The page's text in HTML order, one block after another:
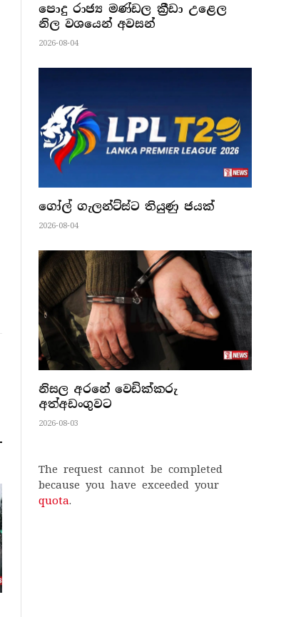
පොදු රාජ්‍ය මණ්ඩල ක්‍රීඩා උළෙල
නිල වශයෙන් අවසන්
2026-08-04
ගෝල් ගැලන්ට්ස්ට තියුණු ජයක්
2026-08-04
නිසල අරනේ වෙඩික්කරු
අත්අඩංගුවට
2026-08-03
The request cannot be completed
because you have exceeded your
quota.